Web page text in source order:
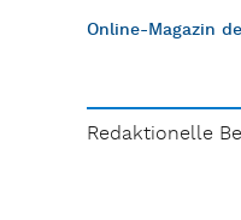
Online-Magazin
Redaktionelle